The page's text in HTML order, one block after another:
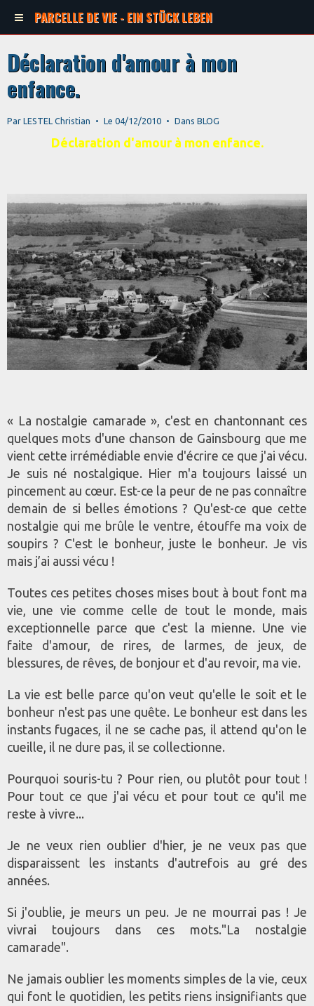
PARCELLE DE VIE - EIN STÜCK LEBEN
Déclaration d'amour à mon
enfance.
Par LESTEL Christian Le 04/12/2010 Dans BLOG
Déclaration d'amour à mon enfance.
« La nostalgie camarade », c'est en chantonnant ces
quelques mots d'une chanson de Gainsbourg que me
vient cette irrémédiable envie d'écrire ce que j'ai vécu.
Je suis né nostalgique. Hier m'a toujours laissé un
pincement au cœur. Est-ce la peur de ne pas connaître
demain de si belles émotions ? Qu'est-ce que cette
nostalgie qui me brûle le ventre, étouffe ma voix de
soupirs ? C'est le bonheur, juste le bonheur. Je vis
mais j’ai aussi vécu !
Toutes ces petites choses mises bout à bout font ma
vie, une vie comme celle de tout le monde, mais
exceptionnelle parce que c'est la mienne. Une vie
faite d'amour, de rires, de larmes, de jeux, de
blessures, de rêves, de bonjour et d'au revoir, ma vie.
La vie est belle parce qu'on veut qu'elle le soit et le
bonheur n'est pas une quête. Le bonheur est dans les
instants fugaces, il ne se cache pas, il attend qu'on le
cueille, il ne dure pas, il se collectionne.
Pourquoi souris-tu ? Pour rien, ou plutôt pour tout !
Pour tout ce que j'ai vécu et pour tout ce qu'il me
reste à vivre...
Je ne veux rien oublier d'hier, je ne veux pas que
disparaissent les instants d'autrefois au gré des
années.
Si j'oublie, je meurs un peu. Je ne mourrai pas ! Je
vivrai toujours dans ces mots."La nostalgie
camarade".
Ne jamais oublier les moments simples de la vie, ceux
qui font le quotidien, les petits riens insignifiants que